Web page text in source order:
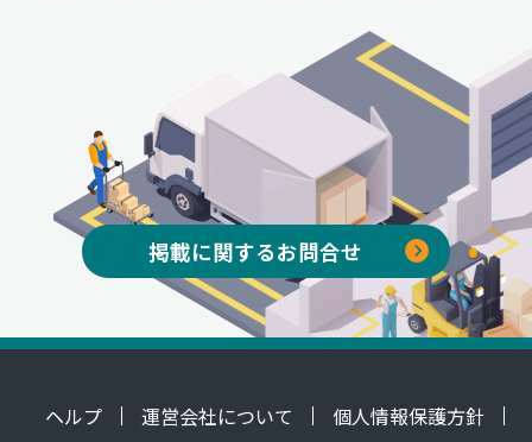
掲載に関するお問合せ
ヘルプ 運営会社について
個人情報保護方針